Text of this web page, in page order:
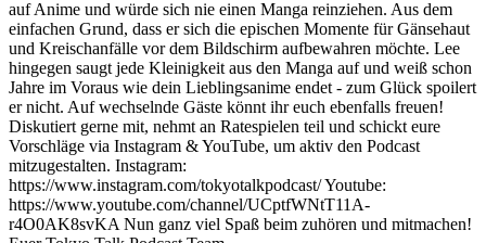
auf Anime und würde sich nie einen Manga reinziehen. Aus dem
einfachen Grund, dass er sich die epischen Momente für Gänsehaut
und Kreischanfälle vor dem Bildschirm aufbewahren möchte. Lee
hingegen saugt jede Kleinigkeit aus den Manga auf und weiß schon
Jahre im Voraus wie dein Lieblingsanime endet - zum Glück spoilert
er nicht. Auf wechselnde Gäste könnt ihr euch ebenfalls freuen!
Diskutiert gerne mit, nehmt an Ratespielen teil und schickt eure
Vorschläge via Instagram & YouTube, um aktiv den Podcast
mitzugestalten. Instagram:
https://www.instagram.com/tokyotalkpodcast/ Youtube:
https://www.youtube.com/channel/UCptfWNtT11A-
r4O0AK8svKA Nun ganz viel Spaß beim zuhören und mitmachen!